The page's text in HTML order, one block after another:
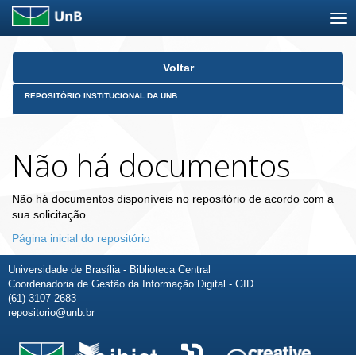
Skip
Voltar
REPOSITÓRIO INSTITUCIONAL DA UNB
Não há documentos
Não há documentos disponíveis no repositório de acordo com a
sua solicitação.
Página inicial do repositório
Universidade de Brasília - Biblioteca Central
Coordenadoria de Gestão da Informação Digital - GID
(61) 3107-2683
repositorio@unb.br